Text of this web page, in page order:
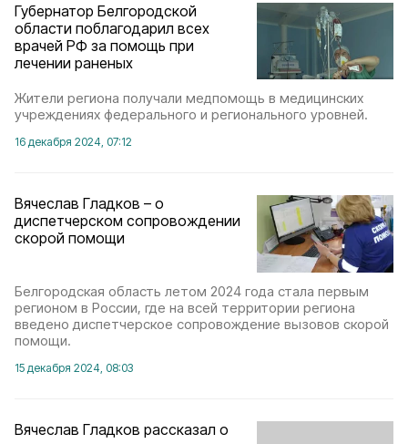
Губернатор Белгородской
области поблагодарил всех
врачей РФ за помощь при
лечении раненых
Жители региона получали медпомощь в медицинских
учреждениях федерального и регионального уровней.
16 декабря 2024, 07:12
Вячеслав Гладков – о
диспетчерском сопровождении
скорой помощи
Белгородская область летом 2024 года стала первым
регионом в России, где на всей территории региона
введено диспетчерское сопровождение вызовов скорой
помощи.
15 декабря 2024, 08:03
Вячеслав Гладков рассказал о